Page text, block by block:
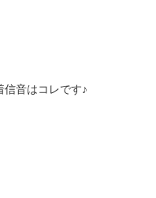
信音はコレです♪